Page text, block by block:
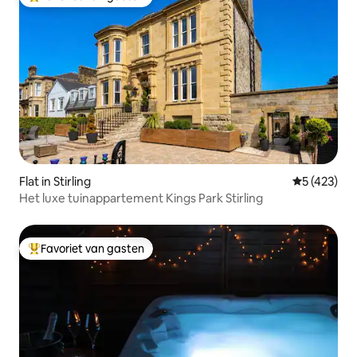
Flat in Stirling
5 (423)
Het luxe tuinappartement Kings Park Stirling
Topfavoriet van gasten
Favoriet van gasten